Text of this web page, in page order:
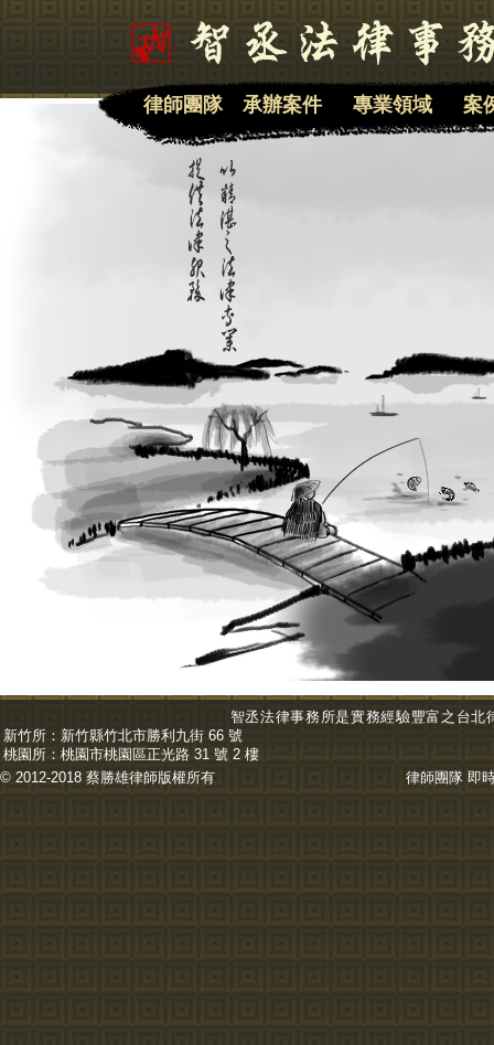
律師團隊 承辦案件 專業領域 案
智丞法律事務所是實務經驗豐富之台北
新竹所： 新竹縣竹北市勝利九街 66 號
桃園所： 桃園市桃園區正光路 31 號 2 樓
© 2012-2018 蔡勝雄律師版權所有 律師團隊 即